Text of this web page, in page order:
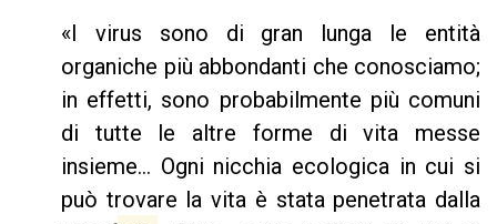
«I virus sono di gran lunga le entità
organiche più abbondanti che conosciamo;
in effetti, sono probabilmente più comuni
di tutte le altre forme di vita messe
insieme... Ogni nicchia ecologica in cui si
può trovare la vita è stata penetrata dalla